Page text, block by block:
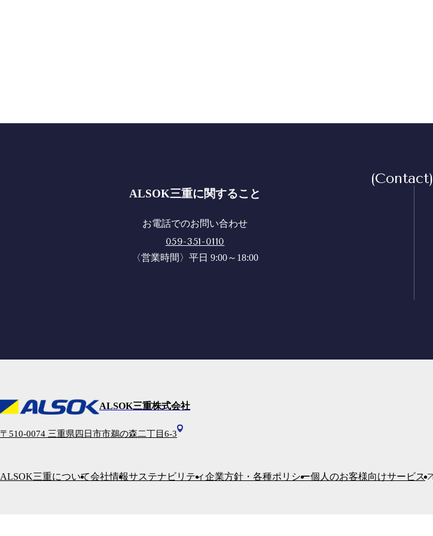
(Contact)
ALSOK三重に関すること
お電話でのお問い合わせ
059-351-0110
〈営業時間〉平日 9:00～18:00
ALSOK三重株式会社
〒510-0074 三重県四日市市鵜の森二丁目6-3
ALSOK三重について会社情報サステナビリティ企業方針・各種ポリシー個人のお客様向けサービス